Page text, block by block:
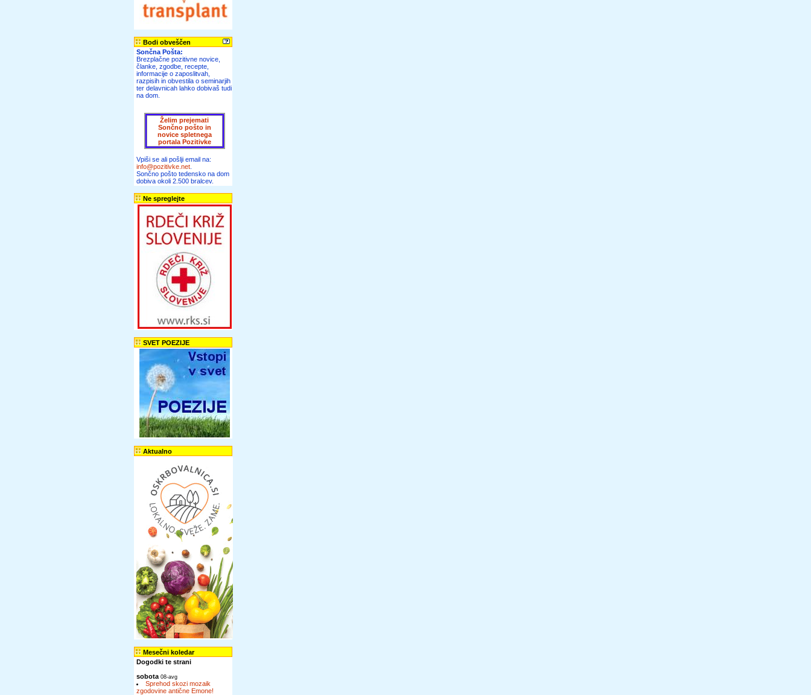
Bodi obveščen
Sončna Pošta:
Brezplačne pozitivne novice,
članke, zgodbe, recepte,
informacije o zaposlitvah,
razpisih in obvestila o seminarjih
ter delavnicah lahko dobivaš tudi
na dom.
Želim prejemati
Sončno pošto in
novice spletnega
portala Pozitivke
Vpiši se ali pošlji email na:
info@pozitivke.net
Sončno pošto tedensko na dom
dobiva okoli 2.500 bralcev.
Ne spreglejte
SVET POEZIJE
Aktualno
Mesečni koledar
Dogodki te strani
sobota 08-avg
Sprehod skozi mozaik
zgodovine antične Emone!